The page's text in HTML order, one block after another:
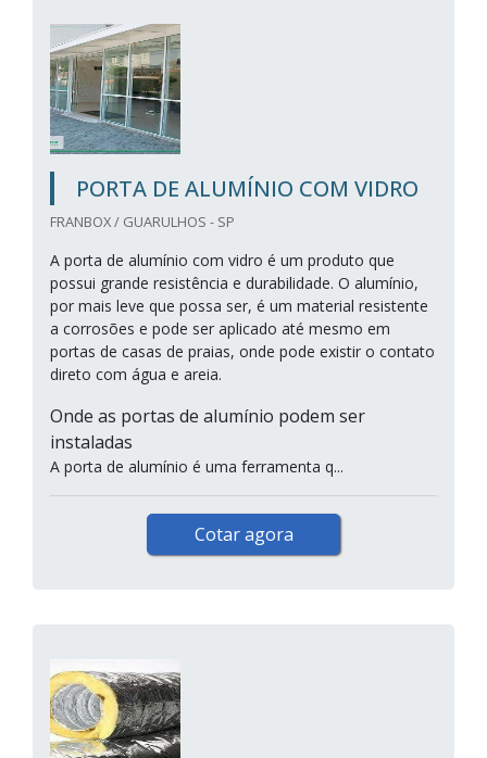
PORTA DE ALUMÍNIO COM VIDRO
FRANBOX / GUARULHOS - SP
A porta de alumínio com vidro é um produto que
possui grande resistência e durabilidade. O alumínio,
por mais leve que possa ser, é um material resistente
a corrosões e pode ser aplicado até mesmo em
portas de casas de praias, onde pode existir o contato
direto com água e areia.
Onde as portas de alumínio podem ser
instaladas
A porta de alumínio é uma ferramenta q...
Cotar agora